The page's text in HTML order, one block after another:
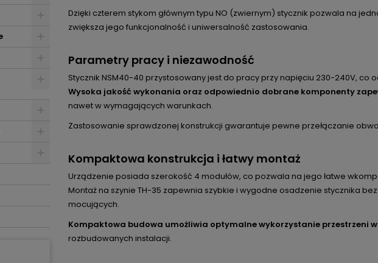
Dzięki czterem stykom głównym typu NO (zwiernym) stycznik pozwala na
zwiększa jego funkcjonalność i uniwersalność zastosowania.
Parametry pracy i niezawodność
Stycznik NSM40-40 przystosowany jest do pracy przy napięciu 230-240V,
Wysoka jakość wykonania oraz odpowiednio dobrane komponenty
nawet w wymagających warunkach.
Zastosowanie sprawdzonej konstrukcji gwarantuje pewne przełączanie
Kompaktowa konstrukcja i łatwy montaż
Urządzenie posiada szerokość 4 modułów, co pozwala na jego łatwe
Montaż na szynie TH-35 zapewnia szybkie i wygodne osadzenie stycznika
mocujących.
Kompaktowa budowa umożliwia optymalne wykorzystanie przestrzeni
rozbudowanych instalacji.